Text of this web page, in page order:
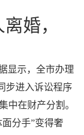
婚，
显示，全市办理
步进入诉讼程序
中在财产分割。
分手”变得奢